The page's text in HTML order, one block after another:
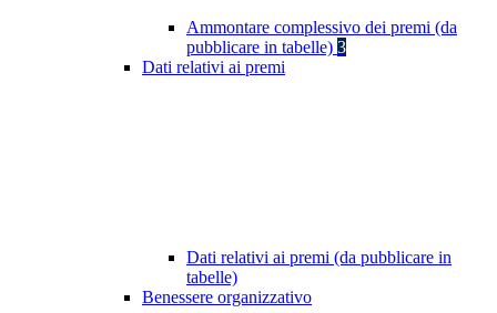
Ammontare complessivo dei premi (da
pubblicare in tabelle) 3
Dati relativi ai premi
Dati relativi ai premi (da pubblicare in
tabelle)
Benessere organizzativo